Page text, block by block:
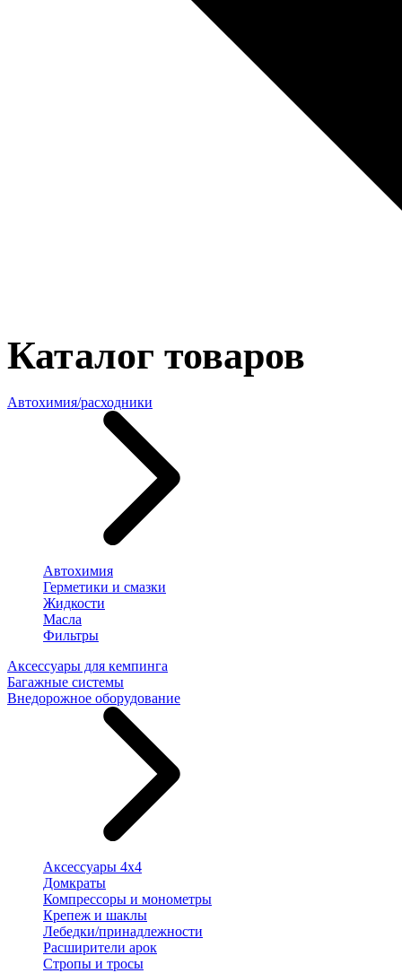
Каталог товаров
Автохимия/расходники
Автохимия
Герметики и смазки
Жидкости
Масла
Фильтры
Аксессуары для кемпинга
Багажные системы
Внедорожное оборудование
Аксессуары 4х4
Домкраты
Компрессоры и монометры
Крепеж и шаклы
Лебедки/принадлежности
Расширители арок
Стропы и тросы